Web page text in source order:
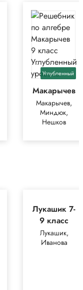
Углубленный
Макарычев
Макарычев,
Миндюк,
Нешков
Лукашик 7-
9 класс
Лукашик,
Иванова